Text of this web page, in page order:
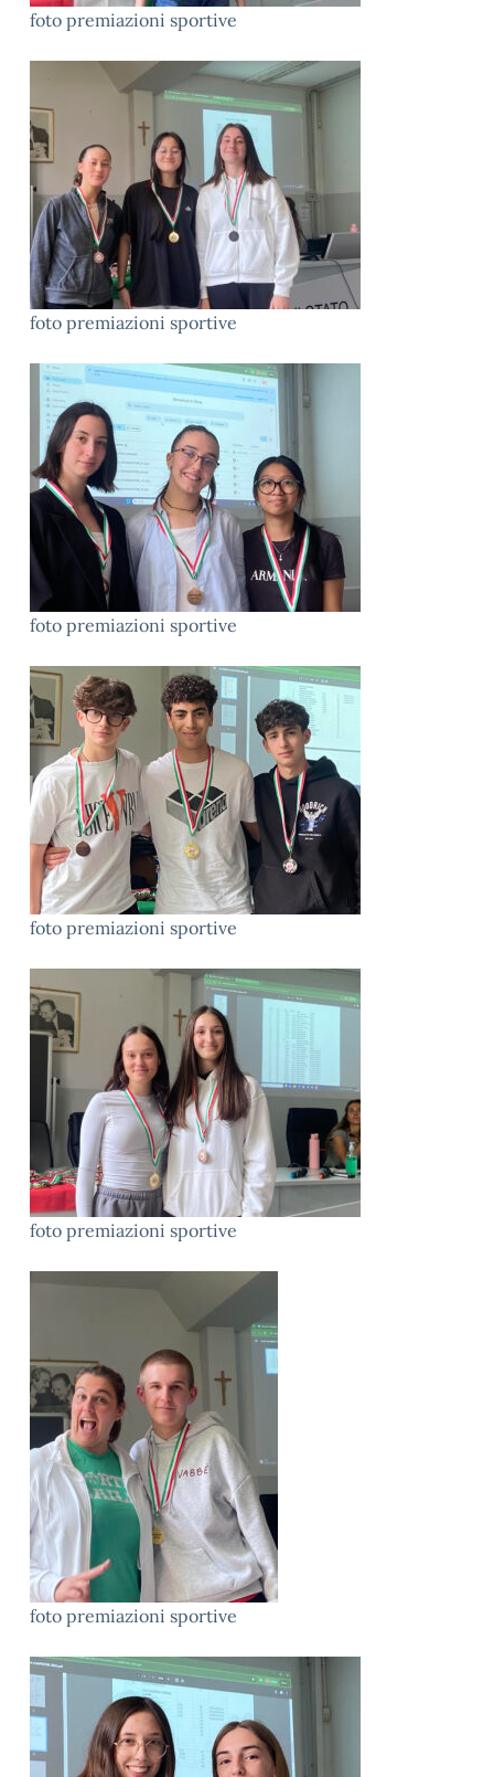
foto premiazioni sportive
foto premiazioni sportive
foto premiazioni sportive
foto premiazioni sportive
foto premiazioni sportive
foto premiazioni sportive